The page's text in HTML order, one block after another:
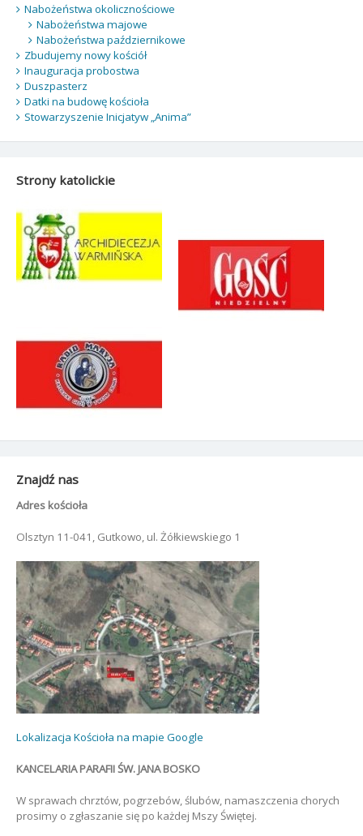
Nabożeństwa okolicznościowe
Nabożeństwa majowe
Nabożeństwa październikowe
Zbudujemy nowy kościół
Inauguracja probostwa
Duszpasterz
Datki na budowę kościoła
Stowarzyszenie Inicjatyw „Anima”
Strony katolickie
Znajdź nas
Adres kościoła
Olsztyn 11-041, Gutkowo, ul. Żółkiewskiego 1
Lokalizacja Kościoła na mapie Google
KANCELARIA PARAFII ŚW. JANA BOSKO
W sprawach chrztów, pogrzebów, ślubów, namaszczenia chorych
prosimy o zgłaszanie się po każdej Mszy Świętej.